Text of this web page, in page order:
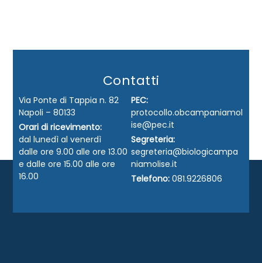
Contatti
Via Ponte di Tappia n. 82
Napoli – 80133
Orari di ricevimento:
dal lunedì al venerdì
dalle ore 9.00 alle ore 13.00
e dalle ore 15.00 alle ore
16.00
PEC:
protocollo.obcampaniamol
ise@pec.it
Segreteria:
segreteria@biologicampa
niamolise.it
Telefono: 081.9226806